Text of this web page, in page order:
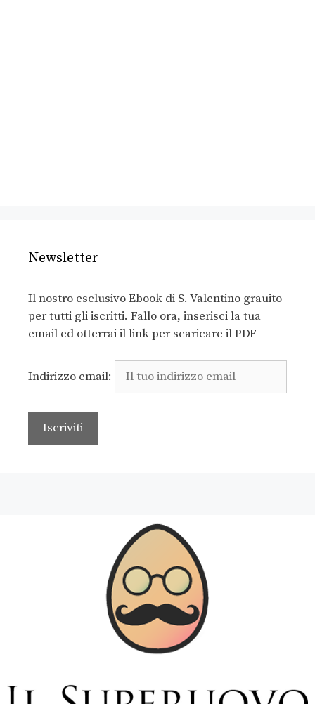
Newsletter
Il nostro esclusivo Ebook di S. Valentino grauito
per tutti gli iscritti. Fallo ora, inserisci la tua
email ed otterrai il link per scaricare il PDF
Indirizzo email: